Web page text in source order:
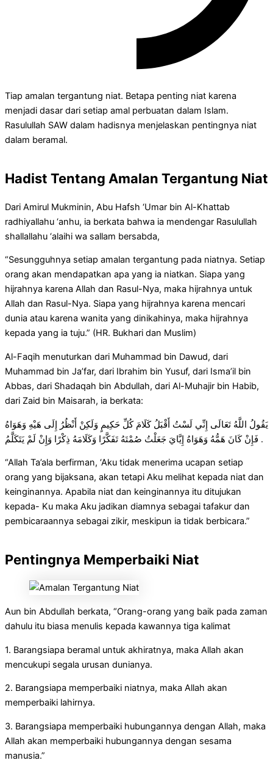
Tiap amalan tergantung niat. Betapa penting niat karena
menjadi dasar dari setiap amal perbuatan dalam Islam.
Rasulullah SAW dalam hadisnya menjelaskan pentingnya niat
dalam beramal.
Hadist Tentang Amalan Tergantung Niat
Dari Amirul Mukminin, Abu Hafsh ‘Umar bin Al-Khattab
radhiyallahu ‘anhu, ia berkata bahwa ia mendengar Rasulullah
shallallahu ‘alaihi wa sallam bersabda,
“Sesungguhnya setiap amalan tergantung pada niatnya. Setiap
orang akan mendapatkan apa yang ia niatkan. Siapa yang
hijrahnya karena Allah dan Rasul-Nya, maka hijrahnya untuk
Allah dan Rasul-Nya. Siapa yang hijrahnya karena mencari
dunia atau karena wanita yang dinikahinya, maka hijrahnya
kepada yang ia tuju.” (HR. Bukhari dan Muslim)
Al-Faqih menuturkan dari Muhammad bin Dawud, dari
Muhammad bin Ja’far, dari Ibrahim bin Yusuf, dari Isma’il bin
Abbas, dari Shadaqah bin Abdullah, dari Al-Muhajir bin Habib,
dari Zaid bin Maisarah, ia berkata:
يَقُولُ اللَّهُ تَعَالَى إِنِّي لَسْتُ أَقْبَلُ كَلَامَ كُلِّ حَكِيمٍ وَلَكِنْ أَنْظُرُ إِلَى هَيْهِ وَهَوَاهُ
فَإِنْ كَانَ هَمُّهُ وَهَوَاهُ إِيَّايَ جَعَلْتُ صُمْتَهُ تَفَكَّرًا وَكَلَامَهُ ذِكْرًا وَإِنْ لَمْ يَتَكَلَّمُ .
“Allah Ta’ala berfirman, ‘Aku tidak menerima ucapan setiap
orang yang bijaksana, akan tetapi Aku melihat kepada niat dan
keinginannya. Apabila niat dan keinginannya itu ditujukan
kepada- Ku maka Aku jadikan diamnya sebagai tafakur dan
pembicaraannya sebagai zikir, meskipun ia tidak berbicara.”
Pentingnya Memperbaiki Niat
Aun bin Abdullah berkata, “Orang-orang yang baik pada zaman
dahulu itu biasa menulis kepada kawannya tiga kalimat
1. Barangsiapa beramal untuk akhiratnya, maka Allah akan
mencukupi segala urusan dunianya.
2. Barangsiapa memperbaiki niatnya, maka Allah akan
memperbaiki lahirnya.
3. Barangsiapa memperbaiki hubungannya dengan Allah, maka
Allah akan memperbaiki hubungannya dengan sesama
manusia.”